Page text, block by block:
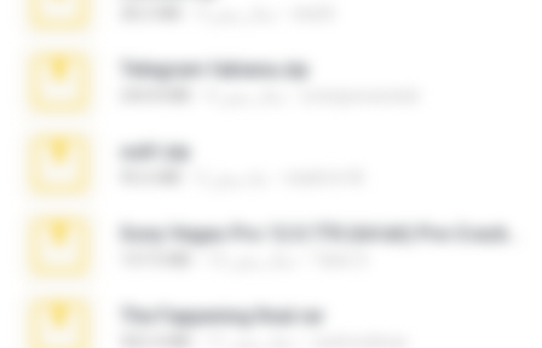
Telegram fabiana.zip
ouh!.zip
The Fappening final.rar